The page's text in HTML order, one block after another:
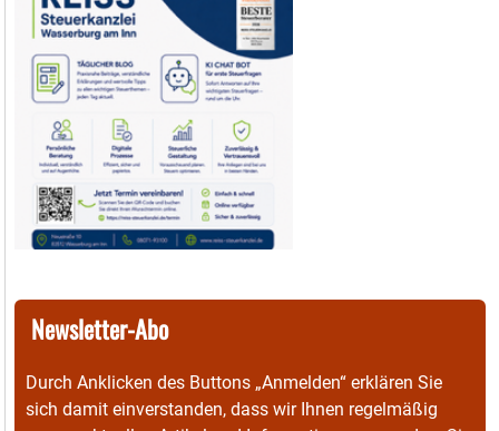
Newsletter-Abo
Durch Anklicken des Buttons „Anmelden“ erklären Sie
sich damit einverstanden, dass wir Ihnen regelmäßig